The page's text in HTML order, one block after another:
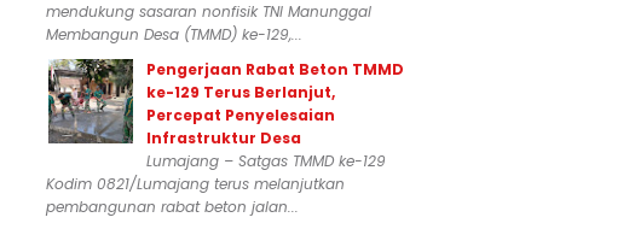
mendukung sasaran nonfisik TNI Manunggal
Membangun Desa (TMMD) ke-129,...
Pengerjaan Rabat Beton TMMD
ke-129 Terus Berlanjut,
Percepat Penyelesaian
Infrastruktur Desa
Lumajang – Satgas TMMD ke-129
Kodim 0821/Lumajang terus melanjutkan
pembangunan rabat beton jalan...